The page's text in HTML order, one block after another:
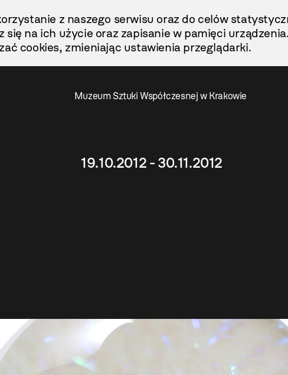
z naszego serwisu oraz do celów
na ich użycie oraz zapisanie w pamięci
cookies, zmieniając ustawienia przeglądarki.
Muzeum Sztuki Współczesnej w Krakowie
19.10.2012 - 30.11.2012